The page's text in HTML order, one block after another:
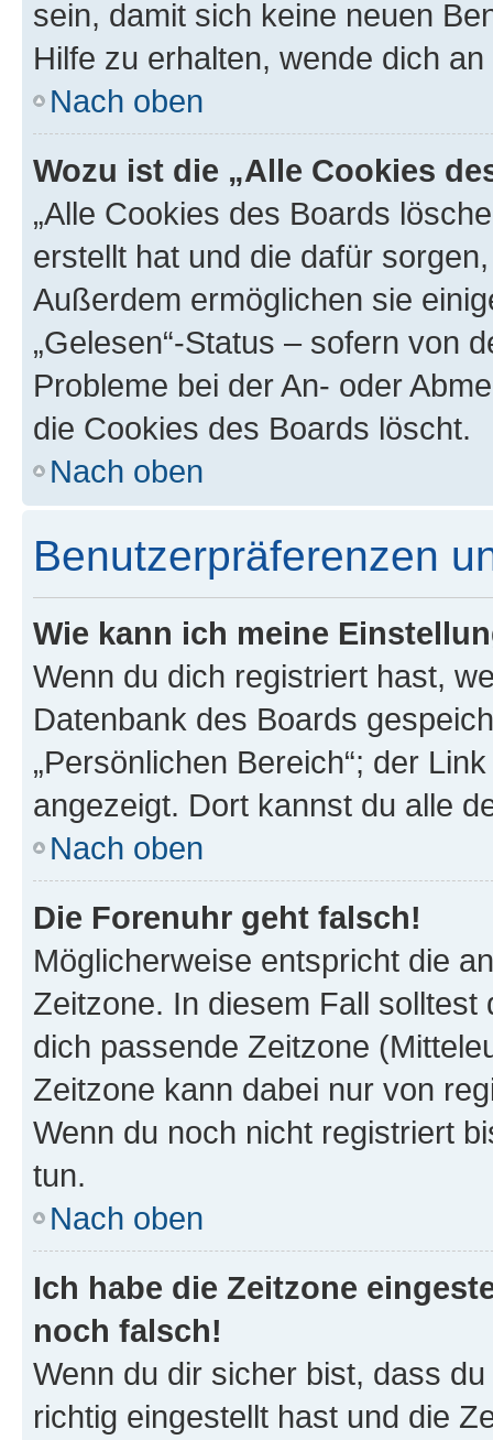
sein, damit sich keine neuen
Hilfe zu erhalten, wende dich
Nach oben
Wozu ist die „Alle Cookies
„Alle Cookies des Boards
erstellt hat und die dafür
Außerdem ermöglichen sie
„Gelesen“-Status – sofern von
Probleme bei der An- oder
die Cookies des Boards löscht.
Nach oben
Benutzerpräferenzen
Wie kann ich meine
Wenn du dich registriert hast,
Datenbank des Boards
„Persönlichen Bereich“; der
angezeigt. Dort kannst du alle
Nach oben
Die Forenuhr geht falsch!
Möglicherweise entspricht die
Zeitzone. In diesem Fall solltest
dich passende Zeitzone
Zeitzone kann dabei nur von
Wenn du noch nicht registriert
tun.
Nach oben
Ich habe die Zeitzone
noch falsch!
Wenn du dir sicher bist, dass
richtig eingestellt hast und die